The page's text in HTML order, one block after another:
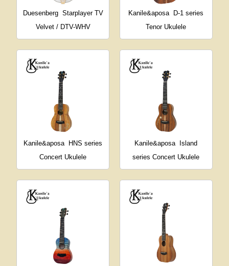
Duesenberg Starplayer TV
Velvet / DTV-WHV
Kanile&aposa D-1 series
Tenor Ukulele
Kanile&aposa
HNS series
Concert Ukulele
Kanile&aposa
Island
series Concert Ukulele